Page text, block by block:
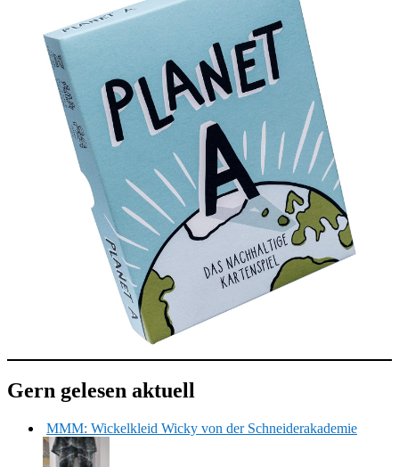
Gern gelesen aktuell
MMM: Wickelkleid Wicky von der Schneiderakademie